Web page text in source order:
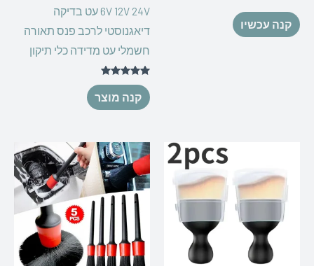
קנה עכשיו
6V 12V 24V עט בדיקה
דיאגנוסטי לרכב פנס תאורה
חשמלי עט מדידה כלי תיקון
דורג
5.00
מתוך 5קנה מוצר